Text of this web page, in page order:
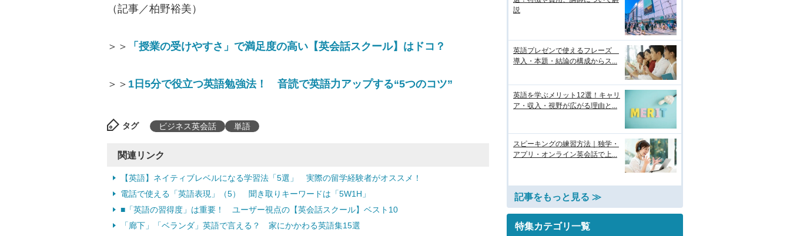
（記事／柏野裕美）
＞＞ 「授業の受けやすさ」で満足度の高い【英会話スクール】はドコ？
＞＞ 1日5分で役立つ英語勉強法！ 音読で英語力アップする“5つのコツ”
タグ ビジネス英会話 単語
関連リンク
【英語】ネイティブレベルになる学習法「5選」 実際の留学経験者がオススメ！
電話で使える「英語表現」（5） 聞き取りキーワードは「5W1H」
■「英語の習得度」は重要！ ユーザー視点の【英会話スクール】ベスト10
「廊下」「ベランダ」英語で言える？ 家にかかわる英語集15選
説
英語プレゼンで使えるフレーズ
導入・本題・結論の構成からス...
英語を学ぶメリット12選！キャリ
ア・収入・視野が広がる理由と...
スピーキングの練習方法｜独学・
アプリ・オンライン英会話で上...
記事をもっと見る ≫
特集カテゴリ一覧